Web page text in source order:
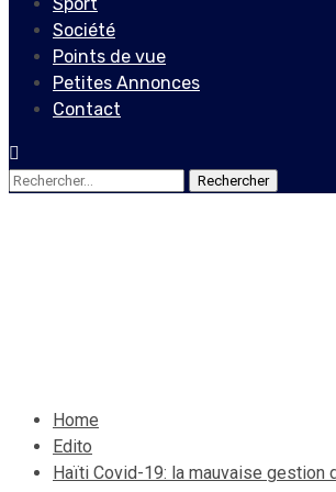
Société
Points de vue
Petites Annonces
Contact
Rechercher :
Home
Edito
Haïti Covid-19: la mauvaise gestion